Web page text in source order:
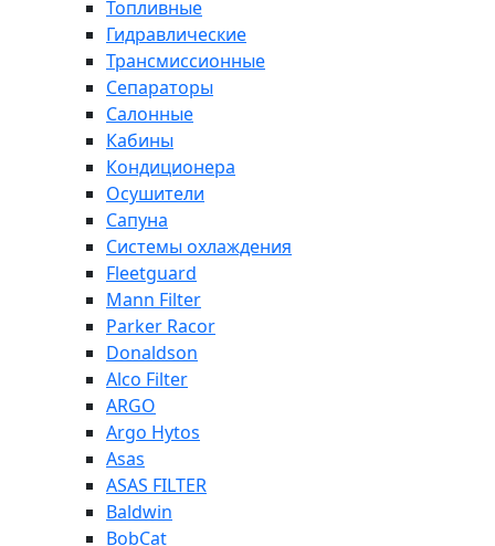
Топливные
Гидравлические
Трансмиссионные
Сепараторы
Салонные
Кабины
Кондиционера
Осушители
Сапуна
Системы охлаждения
Fleetguard
Mann Filter
Parker Racor
Donaldson
Alco Filter
ARGO
Argo Hytos
Asas
ASAS FILTER
Baldwin
BobCat